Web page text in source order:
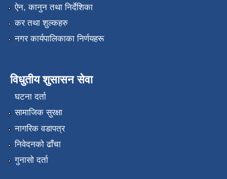
ऐन, कानुन तथा निर्देशिका
कर तथा शुल्कहरु
नगर कार्यपालिकाका निर्णयहरू
विधुतीय शुसासन सेवा
घटना दर्ता
सामाजिक सुरक्षा
नागरिक वडापत्र
निवेदनको ढाँचा
गुनासो दर्ता